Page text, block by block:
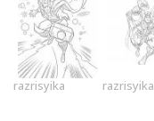
razrisyika razrisyika